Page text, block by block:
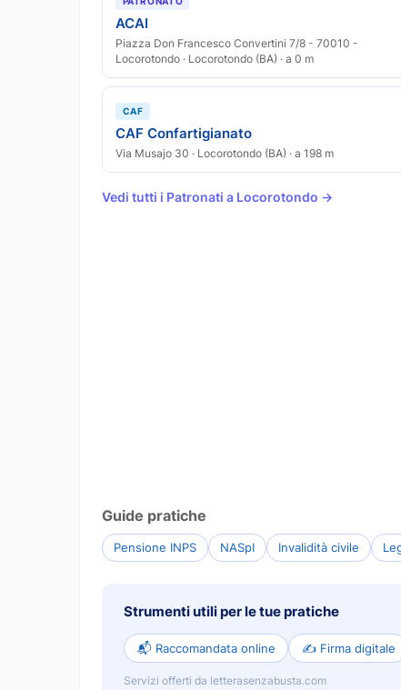
ACAI
Piazza Don Francesco Convertini 7/8 - 70010 -
Locorotondo · Locorotondo (BA) · a 0 m
CAF
CAF Confartigianato
Via Musajo 30 · Locorotondo (BA) · a 198 m
Vedi tutti i Patronati a Locorotondo →
Guide pratiche
Pensione INPS NASpI Invalidità civile
Strumenti utili per le tue pratiche
📬 Raccomandata online ✍️ Firma digitale
Servizi offerti da letterasenzabusta.com